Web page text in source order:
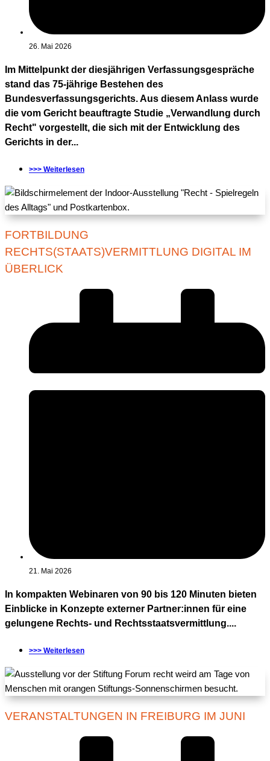
26. Mai 2026
Im Mittelpunkt der diesjährigen Verfassungsgespräche
stand das 75-jährige Bestehen des
Bundesverfassungsgerichts. Aus diesem Anlass wurde
die vom Gericht beauftragte Studie „Verwandlung durch
Recht" vorgestellt, die sich mit der Entwicklung des
Gerichts in der...
>>> Weiterlesen
FORTBILDUNG
RECHTS(STAATS)VERMITTLUNG DIGITAL IM
ÜBERLICK
21. Mai 2026
In kompakten Webinaren von 90 bis 120 Minuten bieten
Einblicke in Konzepte externer Partner:innen für eine
gelungene Rechts- und Rechtsstaatsvermittlung....
>>> Weiterlesen
VERANSTALTUNGEN IN FREIBURG IM JUNI